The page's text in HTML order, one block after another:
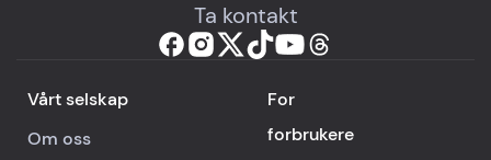
Ta kontakt
Vårt selskap
Om oss
For
forbrukere